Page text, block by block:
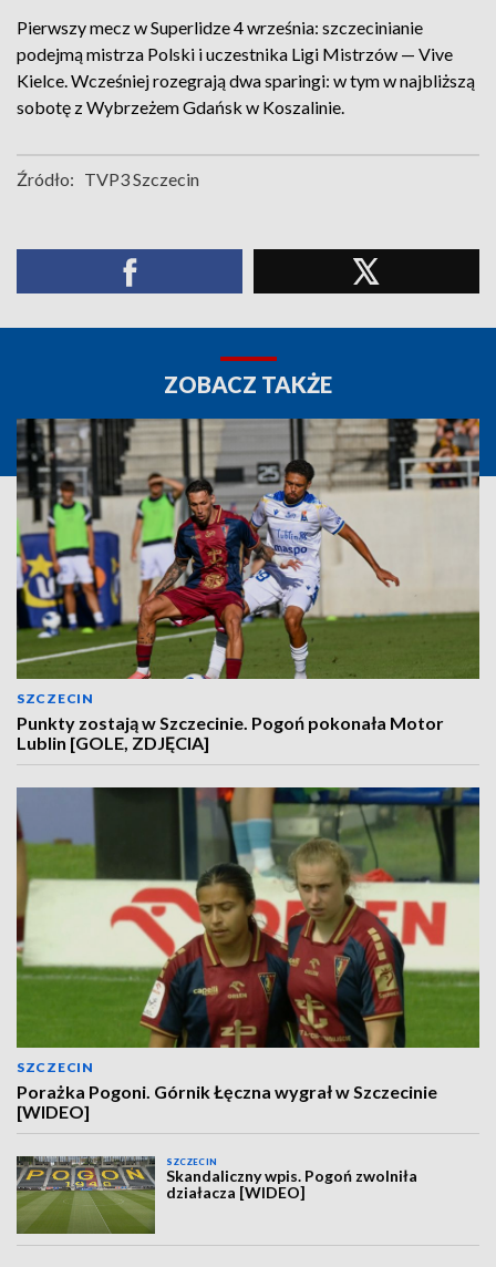
Pierwszy mecz w Superlidze 4 września: szczecinianie
podejmą mistrza Polski i uczestnika Ligi Mistrzów — Vive
Kielce. Wcześniej rozegrają dwa sparingi: w tym w najbliższą
sobotę z Wybrzeżem Gdańsk w Koszalinie.
Źródło: TVP3 Szczecin
ZOBACZ TAKŻE
SZCZECIN
Punkty zostają w Szczecinie. Pogoń pokonała Motor
Lublin [GOLE, ZDJĘCIA]
SZCZECIN
Porażka Pogoni. Górnik Łęczna wygrał w Szczecinie
[WIDEO]
SZCZECIN
Skandaliczny wpis. Pogoń zwolniła
działacza [WIDEO]